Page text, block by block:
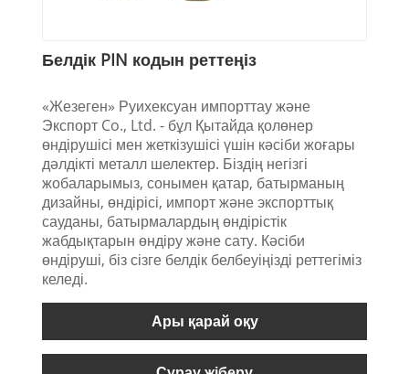
Белдік PIN кодын реттеңіз
«Жезеген» Руихексуан импорттау және
Экспорт Co., Ltd. - бұл Қытайда қолөнер
өндірушісі мен жеткізушісі үшін кәсіби жоғары
дәлдікті металл шелектер. Біздің негізгі
жобаларымыз, сонымен қатар, батырманың
дизайны, өндірісі, импорт және экспорттық
сауданы, батырмалардың өндірістік
жабдықтарын өндіру және сату. Кәсіби
өндіруші, біз сізге белдік белбеуіңізді реттегіміз
келеді.
Ары қарай оқу